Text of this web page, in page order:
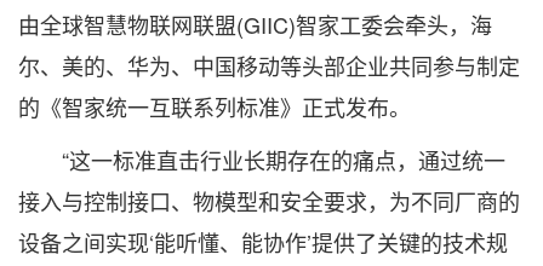
由全球智慧物联网联盟(GIIC)智家工委会牵头，海
尔、美的、华为、中国移动等头部企业共同参与制定
的《智家统一互联系列标准》正式发布。
“这一标准直击行业长期存在的痛点，通过统一
接入与控制接口、物模型和安全要求，为不同厂商的
设备之间实现‘能听懂、能协作’提供了关键的技术规